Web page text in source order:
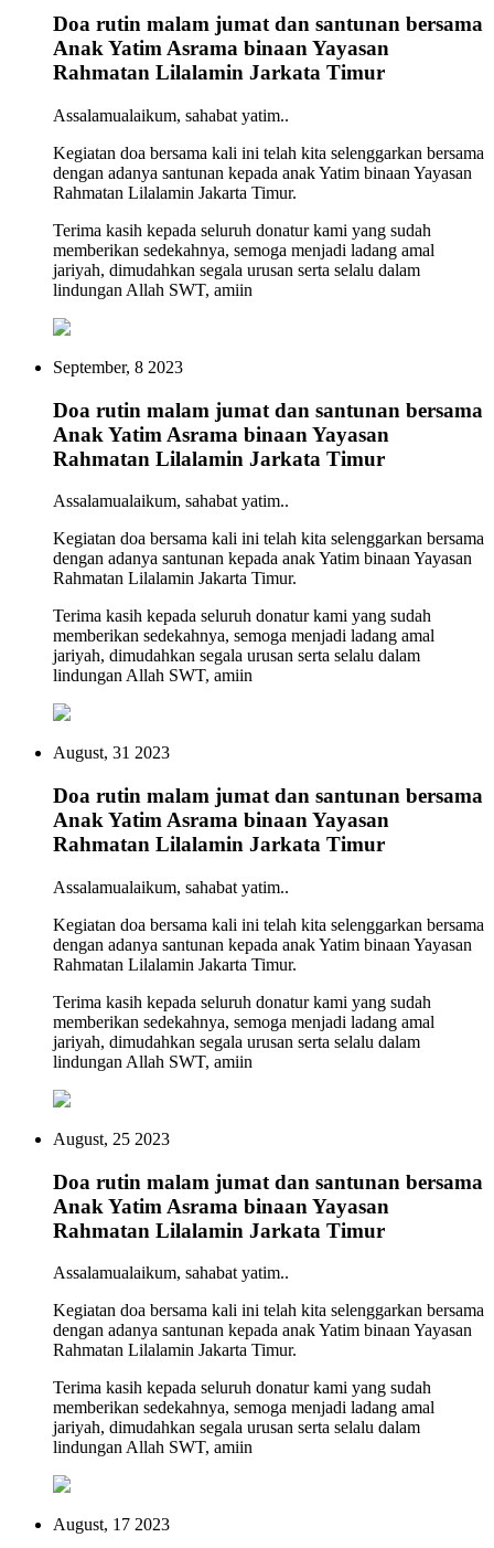
Doa rutin malam jumat dan santunan bersama
Anak Yatim Asrama binaan Yayasan
Rahmatan Lilalamin Jarkata Timur
Assalamualaikum, sahabat yatim..
Kegiatan doa bersama kali ini telah kita selenggarkan bersama
dengan adanya santunan kepada anak Yatim binaan Yayasan
Rahmatan Lilalamin Jakarta Timur.
Terima kasih kepada seluruh donatur kami yang sudah
memberikan sedekahnya, semoga menjadi ladang amal
jariyah, dimudahkan segala urusan serta selalu dalam
lindungan Allah SWT, amiin
September, 8 2023
Doa rutin malam jumat dan santunan bersama
Anak Yatim Asrama binaan Yayasan
Rahmatan Lilalamin Jarkata Timur
Assalamualaikum, sahabat yatim..
Kegiatan doa bersama kali ini telah kita selenggarkan bersama
dengan adanya santunan kepada anak Yatim binaan Yayasan
Rahmatan Lilalamin Jakarta Timur.
Terima kasih kepada seluruh donatur kami yang sudah
memberikan sedekahnya, semoga menjadi ladang amal
jariyah, dimudahkan segala urusan serta selalu dalam
lindungan Allah SWT, amiin
August, 31 2023
Doa rutin malam jumat dan santunan bersama
Anak Yatim Asrama binaan Yayasan
Rahmatan Lilalamin Jarkata Timur
Assalamualaikum, sahabat yatim..
Kegiatan doa bersama kali ini telah kita selenggarkan bersama
dengan adanya santunan kepada anak Yatim binaan Yayasan
Rahmatan Lilalamin Jakarta Timur.
Terima kasih kepada seluruh donatur kami yang sudah
memberikan sedekahnya, semoga menjadi ladang amal
jariyah, dimudahkan segala urusan serta selalu dalam
lindungan Allah SWT, amiin
August, 25 2023
Doa rutin malam jumat dan santunan bersama
Anak Yatim Asrama binaan Yayasan
Rahmatan Lilalamin Jarkata Timur
Assalamualaikum, sahabat yatim..
Kegiatan doa bersama kali ini telah kita selenggarkan bersama
dengan adanya santunan kepada anak Yatim binaan Yayasan
Rahmatan Lilalamin Jakarta Timur.
Terima kasih kepada seluruh donatur kami yang sudah
memberikan sedekahnya, semoga menjadi ladang amal
jariyah, dimudahkan segala urusan serta selalu dalam
lindungan Allah SWT, amiin
August, 17 2023